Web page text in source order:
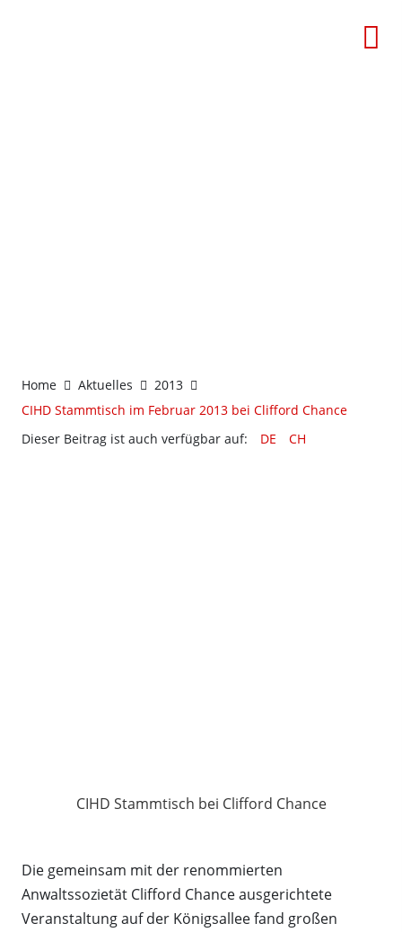
Home Aktuelles
2013
CIHD Stammtisch im Februar 2013 bei Clifford Chance
Dieser Beitrag ist auch verfügbar auf:
DE CH
CIHD Stammtisch bei Clifford Chance
Die gemeinsam mit der renommierten
Anwaltssozietät Clifford Chance ausgerichtete
Veranstaltung auf der Königsallee fand großen